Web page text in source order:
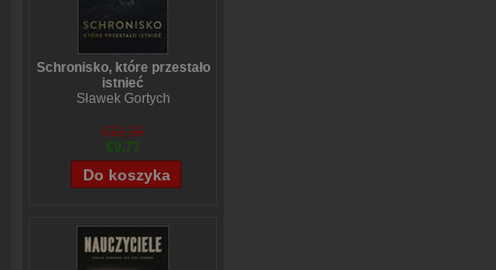
Schronisko, które przestało
istnieć
Sławek Gortych
€12,15
€9,77